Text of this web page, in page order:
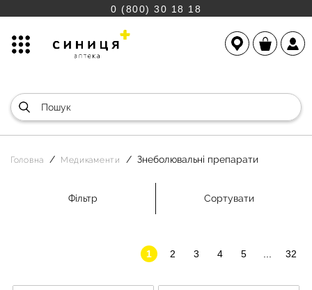
0 (800) 30 18 18
Головна Медикаменти Знеболювальні препарати
Фільтр Сортувати
1 2 3 4 5 32